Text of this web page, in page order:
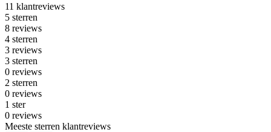
11 klantreviews
5 sterren
8 reviews
4 sterren
3 reviews
3 sterren
0 reviews
2 sterren
0 reviews
1 ster
0 reviews
Meeste sterren klantreviews